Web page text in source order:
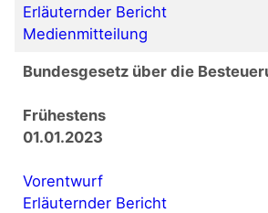
Erläuternder Bericht
Medienmitteilung
Bundesgesetz über die
Frühestens
01.01.2023
Vorentwurf
Erläuternder Bericht